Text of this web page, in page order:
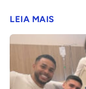
LEIA MAIS